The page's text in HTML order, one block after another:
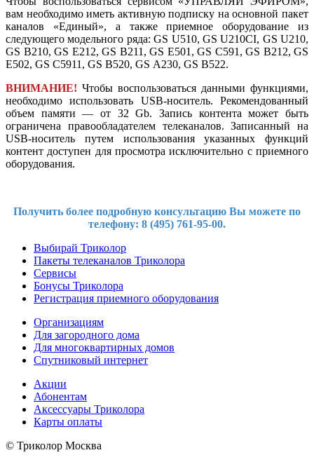
вам необходимо иметь активную подписку на основной пакет
каналов «Единый», а также приемное оборудование из
следующего модельного ряда: GS U510, GS U210CI, GS U210,
GS B210, GS E212, GS В211, GS E501, GS C591, GS B212, GS
E502, GS C5911, GS B520, GS А230, GS B522.
ВНИМАНИЕ! Чтобы воспользоваться данными функциями,
необходимо использовать USB-носитель. Рекомендованный
объем памяти — от 32 Gb. Запись контента может быть
ограничена правообладателем телеканалов. Записанный на
USB-носитель путем использования указанных функций
контент доступен для просмотра исключительно с приемного
оборудования.
Получить более подробную консультацию Вы можете по
телефону: 8 (495) 761-95-00.
Выбирай Триколор
Пакеты телеканалов Триколора
Сервисы
Бонусы Триколора
Регистрация приемного оборудования
Организациям
Для загородного дома
Для многоквартирных домов
Спутниковый интернет
Акции
Абонентам
Аксессуары Триколора
Карты оплаты
© Триколор Москва